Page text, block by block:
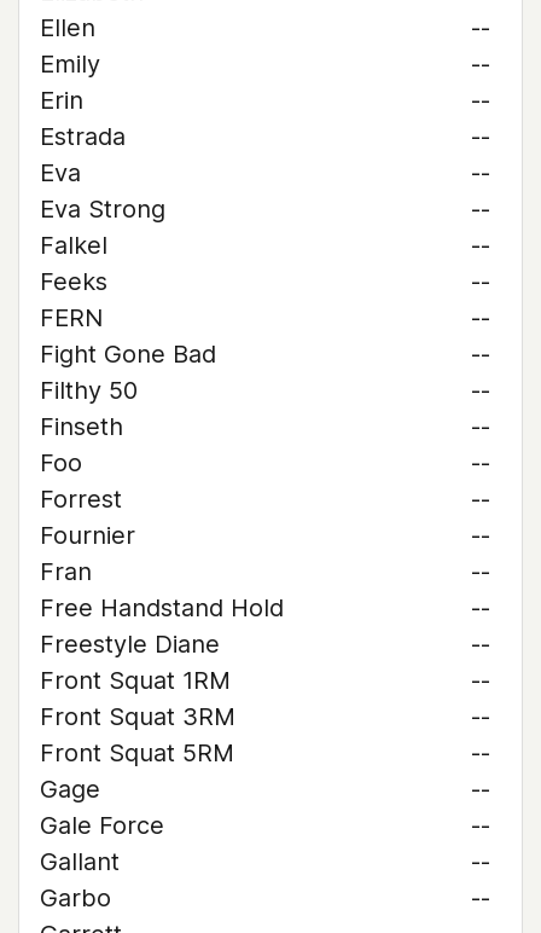
Ellen
--
Emily
--
Erin
--
Estrada
--
Eva
--
Eva Strong
--
Falkel
--
Feeks
--
FERN
--
Fight Gone Bad
--
Filthy 50
--
Finseth
--
Foo
--
Forrest
--
Fournier
--
Fran
--
Free Handstand Hold
--
Freestyle Diane
--
Front Squat 1RM
--
Front Squat 3RM
--
Front Squat 5RM
--
Gage
--
Gale Force
--
Gallant
--
Garbo
--